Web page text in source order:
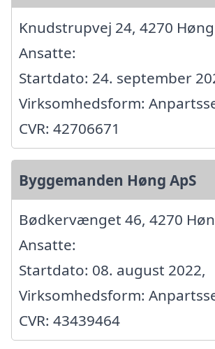
Knudstrupvej 24, 4270 Høng
Ansatte:
Startdato: 24. september
Virksomhedsform:
CVR: 42706671
Byggemanden Høng ApS
Bødkervænget 46, 4270
Ansatte:
Startdato: 08. august 2022,
Virksomhedsform:
CVR: 43439464